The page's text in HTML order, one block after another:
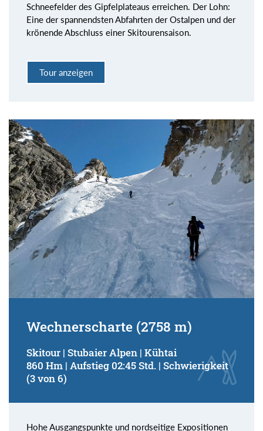
Schneefelder des Gipfelplateaus erreichen. Der Lohn:
Eine der spannendsten Abfahrten der Ostalpen und der
krönende Abschluss einer Skitourensaison.
Tour anzeigen
Wechnerscharte (2758 m)
Skitour | Stubaier Alpen | Kühtai
860 Hm | Aufstieg 02:45 Std. | Schwierigkeit
(3 von 6)
Hohe Ausgangspunkte und nordseitige Expositionen